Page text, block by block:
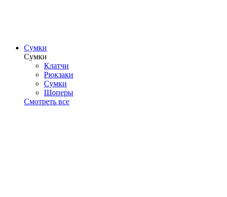
Сумки
Сумки
Клатчи
Рюкзаки
Сумки
Шоперы
Смотреть все